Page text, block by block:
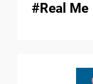
#Real Me